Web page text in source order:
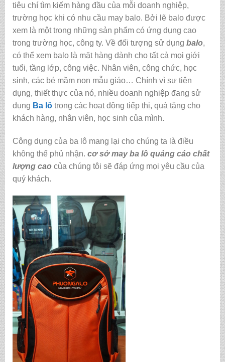
tiêu chí tìm kiếm hàng đầu của mỗi doanh nghiệp,
trường học khi có nhu cầu may balo. Bởi lẽ balo được
xem là một trong những sản phẩm có ứng dụng cao
trong trường học, công ty. Về đối tượng sử dụng balo,
có thể xem balo là mặt hàng dành cho tất cả mọi giới
tuổi, tầng lớp, công việc. Nhân viên, công chức, học
sinh, các bé mầm non mẫu giáo… Chính vì sự tiện
dụng, thiết thực của nó, nhiều doanh nghiệp đang sử
dụng Ba lôtrong các hoạt động tiếp thị, quà tặng cho
khách hàng, nhân viên, học sinh của mình.
Công dụng của ba lô mang lại cho chúng ta là điều
không thể phủ nhận. cơ sở may ba lô quảng cáo chất
lượng cao của chúng tôi sẽ đáp ứng mọi yêu cầu của
quý khách.